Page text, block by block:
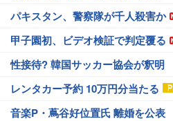
パキスタン、警察隊が千人殺害か
甲子園初、ビデオ検証で判定覆る
性接待? 韓国サッカー協会が釈明
レンタカー予約 10万円分当たる
音楽P・蔦谷好位置氏 離婚を公表